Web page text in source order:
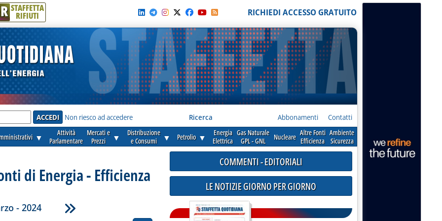
R STAFFETTA
RIFIUTI RICHIEDI ACCESSO GRATUITO
Non riesco ad accedere Ricerca Abbonamenti Contatti
▼
Attività
Parlamentare
Mercati e
Prezzi
▼
Distribuzione
e Consumi
▼ Petrolio ▼
Energia
Elettrica
Gas Naturale
GPL - GNL
Nucleare Altre Fonti
Efficienza
Ambiente
Sicurezza
di Energia - Efficienza
- 2024
COMMENTI - EDITORIALI
LE NOTIZIE GIORNO PER GIORNO